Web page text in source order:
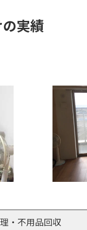
実績
・不用品回収